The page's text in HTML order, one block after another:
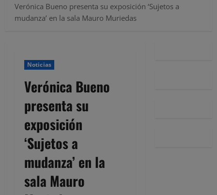
Verónica Bueno presenta su exposición ‘Sujetos a
mudanza’ en la sala Mauro Muriedas
Noticias
Verónica Bueno
presenta su
exposición
‘Sujetos a
mudanza’ en la
sala Mauro